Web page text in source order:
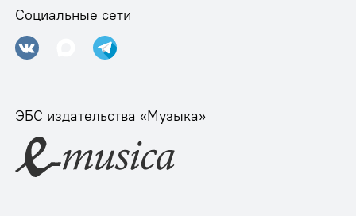
Социальные сети
ЭБС издательства «Музыка»